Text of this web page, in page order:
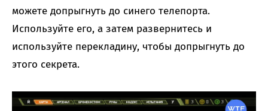
можете допрыгнуть до синего телепорта.
Используйте его, а затем развернитесь и
используйте перекладину, чтобы допрыгнуть до
этого секрета.